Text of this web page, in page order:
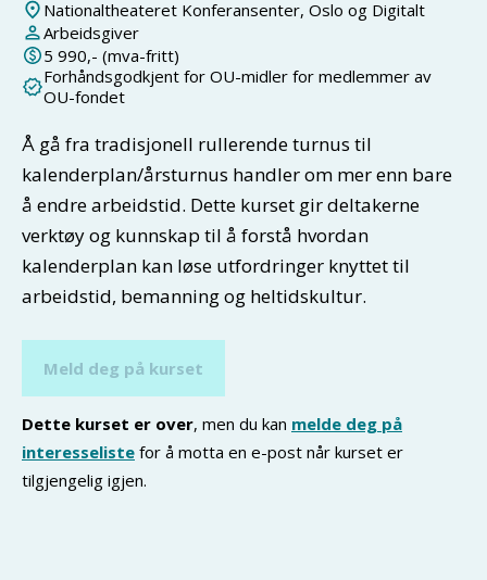
Nationaltheateret Konferansenter, Oslo og Digitalt
Arbeidsgiver
5 990,- (mva-fritt)
Forhåndsgodkjent for OU-midler for medlemmer av
OU-fondet
Å gå fra tradisjonell rullerende turnus til
kalenderplan/årsturnus handler om mer enn bare
å endre arbeidstid. Dette kurset gir deltakerne
verktøy og kunnskap til å forstå hvordan
kalenderplan kan løse utfordringer knyttet til
arbeidstid, bemanning og heltidskultur.
Meld deg på kurset
Dette kurset er over, men du kan melde deg på
interesseliste for å motta en e-post når kurset er
tilgjengelig igjen.